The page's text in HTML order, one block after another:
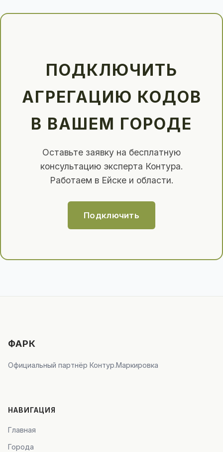
ПОДКЛЮЧИТЬ
АГРЕГАЦИЮ КОДОВ
В ВАШЕМ ГОРОДЕ
Оставьте заявку на бесплатную
консультацию эксперта Контура.
Работаем в Ейске и области.
Подключить
ФАРК
Официальный партнёр Контур.Маркировка
НАВИГАЦИЯ
Главная
Города